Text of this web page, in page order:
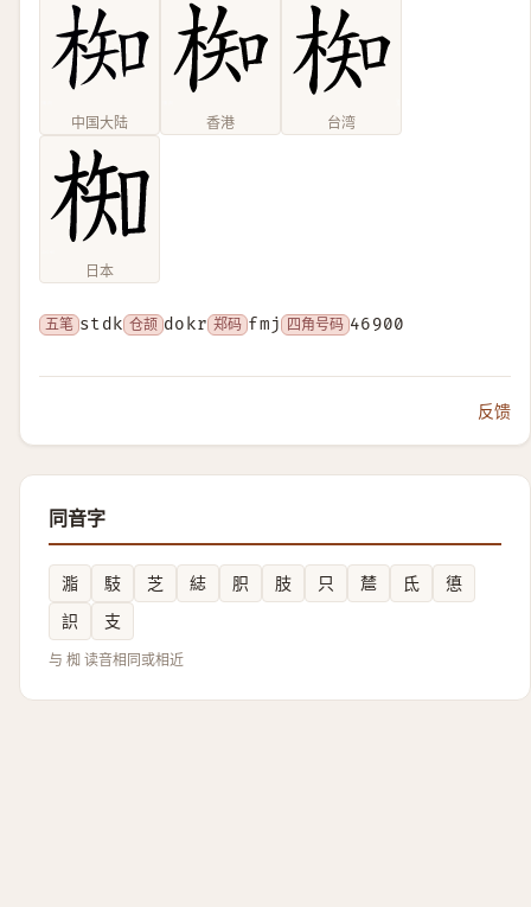
中国大陆 香港 台湾
日本
五笔 stdk 仓颉 dokr 郑码 fmj 四角号码 46900
反馈
同音字
㴯 馶 芝 綕 胑 肢 只 㯄 氐
憄
䛊
支
与 椥 读音相同或相近